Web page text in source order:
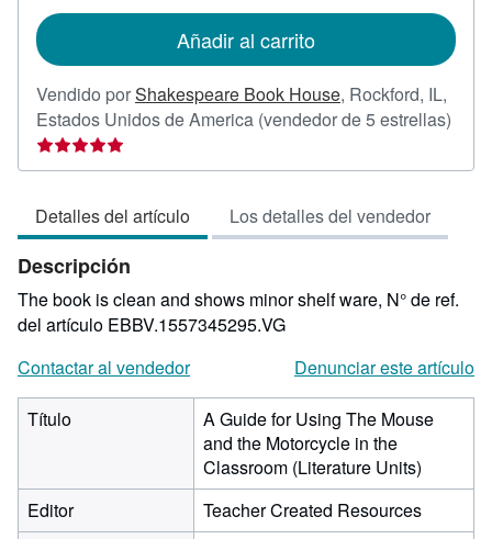
envío
Añadir al carrito
Vendido porShakespeare Book House, Rockford, IL,
Estados Unidos de America (vendedor de 5 estrellas)
Detalles del artículo Los detalles del vendedor
Descripción
The book is clean and shows minor shelf ware, N° de ref.
del artículo EBBV.1557345295.VG
Contactar al vendedor
Denunciar este artículo
Título
A Guide for Using The Mouse
and the Motorcycle in the
Classroom (Literature Units)
Editor
Teacher Created Resources